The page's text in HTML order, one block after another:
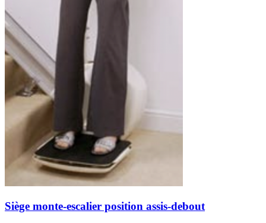
Siège monte-escalier position assis-debout